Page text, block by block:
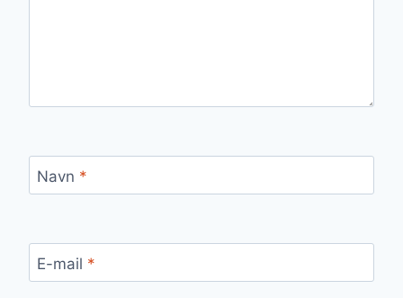
Navn *
E-mail *